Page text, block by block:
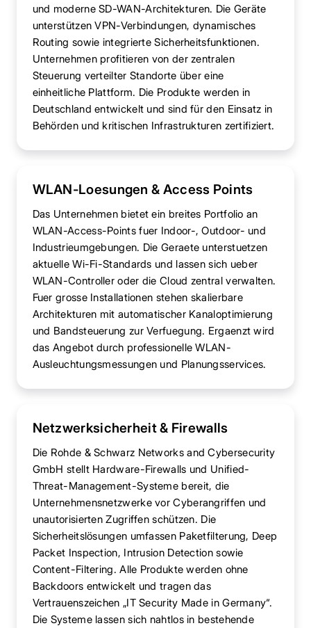
und moderne SD-WAN-Architekturen. Die Geräte
unterstützen VPN-Verbindungen, dynamisches
Routing sowie integrierte Sicherheitsfunktionen.
Unternehmen profitieren von der zentralen
Steuerung verteilter Standorte über eine
einheitliche Plattform. Die Produkte werden in
Deutschland entwickelt und sind für den Einsatz in
Behörden und kritischen Infrastrukturen zertifiziert.
WLAN-Loesungen & Access Points
Das Unternehmen bietet ein breites Portfolio an
WLAN-Access-Points fuer Indoor-, Outdoor- und
Industrieumgebungen. Die Geraete unterstuetzen
aktuelle Wi-Fi-Standards und lassen sich ueber
WLAN-Controller oder die Cloud zentral verwalten.
Fuer grosse Installationen stehen skalierbare
Architekturen mit automatischer Kanaloptimierung
und Bandsteuerung zur Verfuegung. Ergaenzt wird
das Angebot durch professionelle WLAN-
Ausleuchtungsmessungen und Planungsservices.
Netzwerksicherheit & Firewalls
Die Rohde & Schwarz Networks and Cybersecurity
GmbH stellt Hardware-Firewalls und Unified-
Threat-Management-Systeme bereit, die
Unternehmensnetzwerke vor Cyberangriffen und
unautorisierten Zugriffen schützen. Die
Sicherheitslösungen umfassen Paketfilterung, Deep
Packet Inspection, Intrusion Detection sowie
Content-Filtering. Alle Produkte werden ohne
Backdoors entwickelt und tragen das
Vertrauenszeichen „IT Security Made in Germany“.
Die Systeme lassen sich nahtlos in bestehende